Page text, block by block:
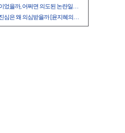
었을까, 어쩌면 의도된 논란일…
심은 왜 의심받을까 [윤지혜의…